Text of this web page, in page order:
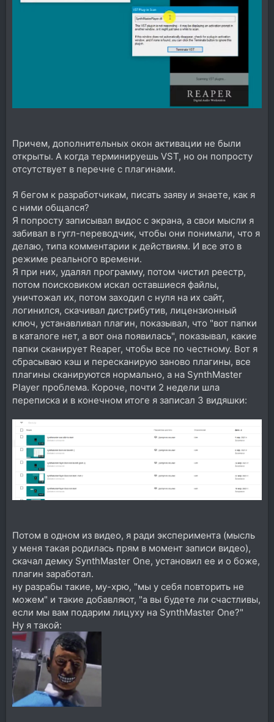
Причем, дополнительных окон активации не были
открыты. А когда терминируешь VST, но он попросту
отсутствует в перечне с плагинами.
Я бегом к разработчикам, писать заяву и знаете, как я
с ними общался?
Я попросту записывал видос с экрана, а свои мысли я
забивал в гугл-переводчик, чтобы они понимали, что я
делаю, типа комментарии к действиям. И все это в
режиме реального времени.
Я при них, удалял программу, потом чистил реестр,
потом поисковиком искал оставшиеся файлы,
уничтожал их, потом заходил с нуля на их сайт,
логинился, скачивал дистрибутив, лицензионный
ключ, устанавливал плагин, показывал, что "вот папки
в каталоге нет, а вот она появилась", показывал, какие
папки сканирует Reaper, чтобы все по честному. Вот я
сбрасываю кэш и пересканирую заново плагины, все
плагины сканируются нормально, а на SynthMaster
Player проблема. Короче, почти 2 недели шла
переписка и в конечном итоге я записал 3 видяшки:
Потом в одном из видео, я ради эксперимента (мысль
у меня такая родилась прям в момент записи видео),
скачал демку SynthMaster One, установил ее и о боже,
плагин заработал.
ну разрабы такие, му-хрю, "мы у себя повторить не
можем" и такие добавляют, "а вы будете ли счастливы,
если мы вам подарим лицуху на SynthMaster One?"
Ну я такой: